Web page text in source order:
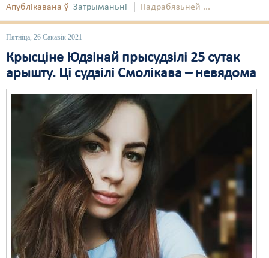
Апублікавана ў Затрыманьні Падрабязьней ...
Пятніца, 26 Сакавік 2021
Крысціне Юдзінай прысудзілі 25 сутак
арышту. Ці судзілі Смолікава – невядома